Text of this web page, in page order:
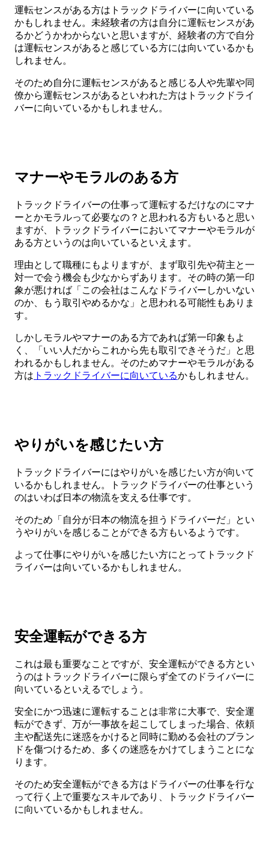
運転センスがある方はトラックドライバーに向いている
かもしれません。未経験者の方は自分に運転センスがあ
るかどうかわからないと思いますが、経験者の方で自分
は運転センスがあると感じている方には向いているかも
しれません。
そのため自分に運転センスがあると感じる人や先輩や同
僚から運転センスがあるといわれた方はトラックドライ
バーに向いているかもしれません。
マナーやモラルのある方
トラックドライバーの仕事って運転するだけなのにマナ
ーとかモラルって必要なの？と思われる方もいると思い
ますが、トラックドライバーにおいてマナーやモラルが
ある方というのは向いているといえます。
理由として職種にもよりますが、まず取引先や荷主と一
対一で会う機会も少なからずあります。その時の第一印
象が悪ければ「この会社はこんなドライバーしかいない
のか、もう取引やめるかな」と思われる可能性もありま
す。
しかしモラルやマナーのある方であれば第一印象もよ
く、「いい人だからこれから先も取引できそうだ」と思
われるかもしれません。そのためマナーやモラルがある
方は トラックドライバーに向いているかもしれません。
やりがいを感じたい方
トラックドライバーにはやりがいを感じたい方が向いて
いるかもしれません。トラックドライバーの仕事という
のはいわば日本の物流を支える仕事です。
そのため「自分が日本の物流を担うドライバーだ」とい
うやりがいを感じることができる方もいるようです。
よって仕事にやりがいを感じたい方にとってトラックド
ライバーは向いているかもしれません。
安全運転ができる方
これは最も重要なことですが、安全運転ができる方とい
うのはトラックドライバーに限らず全てのドライバーに
向いているといえるでしょう。
安全にかつ迅速に運転することは非常に大事で、安全運
転ができず、万が一事故を起こしてしまった場合、依頼
主や配送先に迷惑をかけると同時に勤める会社のブラン
ドを傷つけるため、多くの迷惑をかけてしまうことにな
ります。
そのため安全運転ができる方はドライバーの仕事を行な
って行く上で重要なスキルであり、トラックドライバー
に向いているかもしれません。